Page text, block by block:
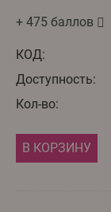
+ 475 баллов
КОД:
Доступность:
Кол-во:
В КОРЗИНУ